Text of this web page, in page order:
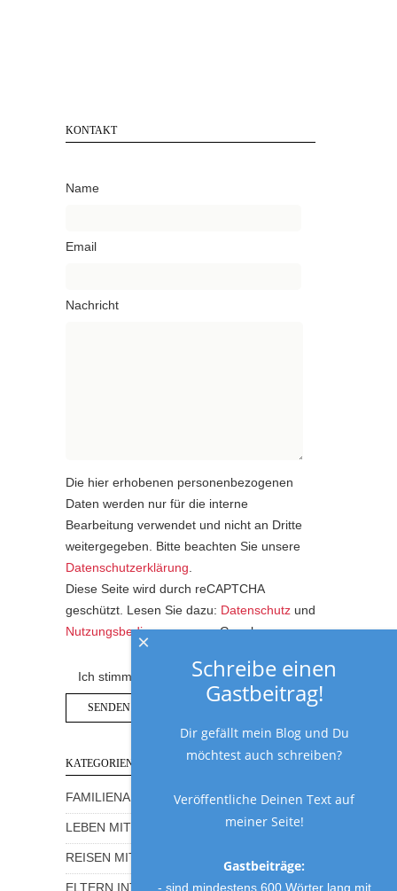
KONTAKT
Name
Email
Nachricht
Die hier erhobenen personenbezogenen
Daten werden nur für die interne
Bearbeitung verwendet und nicht an Dritte
weitergegeben. Bitte beachten Sie unsere
Datenschutzerklärung.
Diese Seite wird durch reCAPTCHA
geschützt. Lesen Sie dazu: Datenschutz und
Nutzungsbedingungenvon Google.
Ich stimme der Datenschutzerklärung zu.
KATEGORIEN
FAMILIENALLTAG MIT HUMOR
LEBEN MIT KINDERN
REISEN MIT KINDERN
ELTERN INTERVIEWS
Schreibe einen
Gastbeitrag!
Dir gefällt mein Blog und Du
möchtest auch schreiben?
Veröffentliche Deinen Text auf
meiner Seite!
Gastbeiträge:
- sind mindestens 600 Wörter lang mit
×